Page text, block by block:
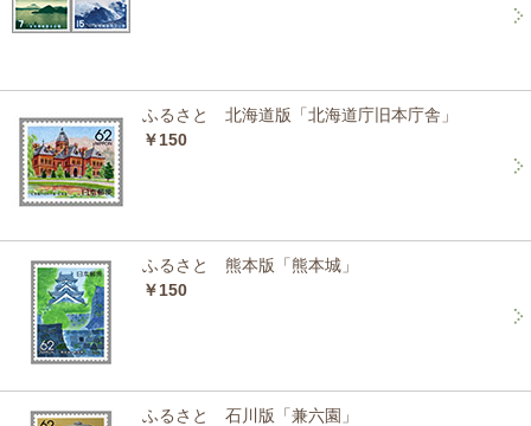
ふるさと 北海道版「北海道庁旧本庁舎」
￥150
ふるさと 熊本版「熊本城」
￥150
ふるさと 石川版「兼六園」